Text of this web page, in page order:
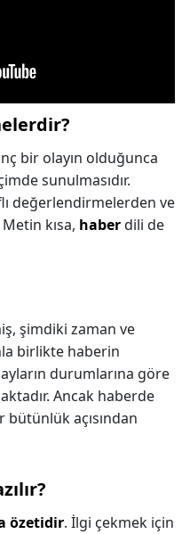
bir olayın olduğunca
sunulmasıdır.
değerlendirmelerden ve
kısa, haberdili de
şimdiki zaman ve
birlikte haberin
durumlarına göre
Ancak haberde
açısından
özetidir. İlgi çekmek için